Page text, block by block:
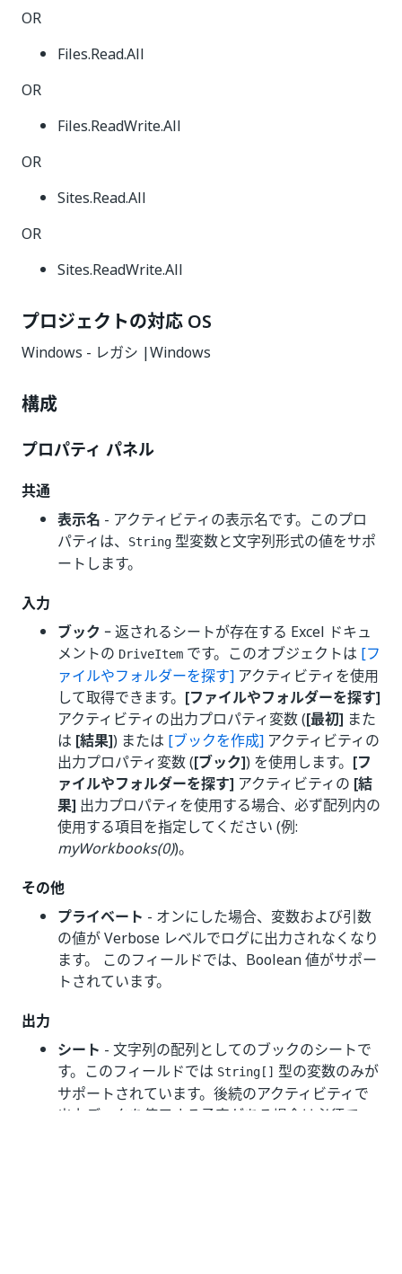
OR
Files.Read.All
OR
Files.ReadWrite.All
OR
Sites.Read.All
OR
Sites.ReadWrite.All
プロジェクトの対応 OS
Windows - レガシ |Windows
構成
プロパティ パネル
共通
表示名 - アクティビティの表示名です。このプロ
パティは、
String 型変数と文字列形式の値をサポ
ートします。
入力
ブック ｰ 返されるシートが存在する Excel ドキュ
メントの DriveItem です。このオブジェクトは [フ
ァイルやフォルダーを探す] アクティビティを使用
して取得できます。 [ファイルやフォルダーを探す]
アクティビティの出力プロパティ変数 ([最初] また
は [結果]) または [ブックを作成] アクティビティの
出力プロパティ変数 ([ブック]) を使用します。 [フ
ァイルやフォルダーを探す] アクティビティの [結
果] 出力プロパティを使用する場合、必ず配列内の
使用する項目を指定してください (例:
myWorkbooks(0))。
その他
プライベート - オンにした場合、変数および引数
の値が Verbose レベルでログに出力されなくなり
ます。 このフィールドでは、Boolean 値がサポー
トされています。
出力
シート - 文字列の配列としてのブックのシートで
す。このフィールドでは String[] 型の変数のみが
サポートされています。後続のアクティビティで
出力データを使用する予定がある場合は必須で